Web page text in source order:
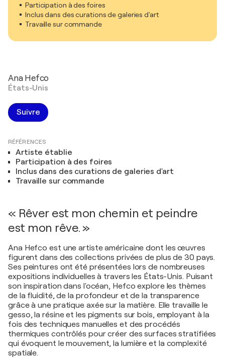
Participation à des foires
Inclus dans des curations de galeries d'art
Travaille sur commande
Ana Hefco
États-Unis
Suivre
RÉFÉRENCES
Artiste établie
Participation à des foires
Inclus dans des curations de galeries d'art
Travaille sur commande
« Rêver est mon chemin et peindre
est mon rêve. »
Ana Hefco est une artiste américaine dont les œuvres
figurent dans des collections privées de plus de 30 pays.
Ses peintures ont été présentées lors de nombreuses
expositions individuelles à travers les États-Unis. Puisant
son inspiration dans l'océan, Hefco explore les thèmes
de la fluidité, de la profondeur et de la transparence
grâce à une pratique axée sur la matière. Elle travaille le
gesso, la résine et les pigments sur bois, employant à la
fois des techniques manuelles et des procédés
thermiques contrôlés pour créer des surfaces stratifiées
qui évoquent le mouvement, la lumière et la complexité
spatiale.